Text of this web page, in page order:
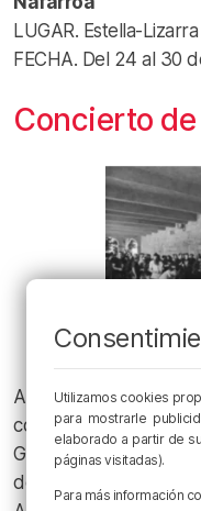
LUGAR. Estella-Lizarra
FECHA. Del 24 al 30
Concierto
Agur se formó el
comenzaron a
Gernika, ya que todos
de la asociación como
Utilizamos cookies
para mostrarle
elaborado a partir de
páginas visitadas).
Para más información